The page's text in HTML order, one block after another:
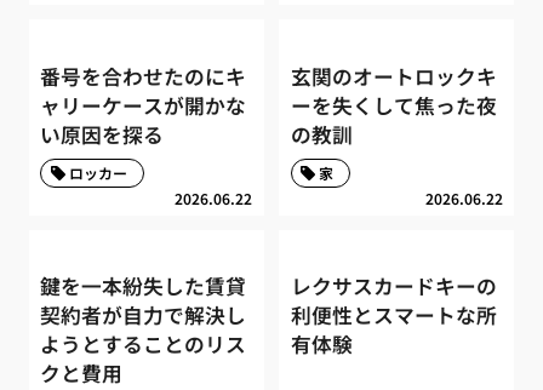
番号を合わせたのにキ
ャリーケースが開かな
い原因を探る
2026.06.22
ロッカー
玄関のオートロックキ
ーを失くして焦った夜
の教訓
2026.06.22
家
鍵を一本紛失した賃貸
契約者が自力で解決し
ようとすることのリス
クと費用
レクサスカードキーの
利便性とスマートな所
有体験